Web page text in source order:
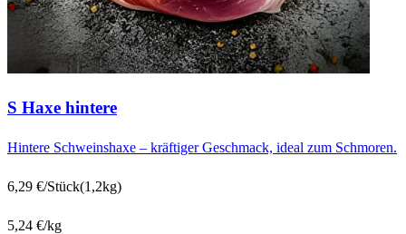
S Haxe hintere
Hintere Schweinshaxe – kräftiger Geschmack, ideal zum Schmoren.
6,29 €/Stück(1,2kg)
5,24 €/kg